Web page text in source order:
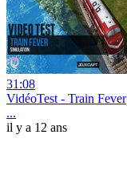
31:08
VidéoTest - Train Fever
...
il y a 12 ans